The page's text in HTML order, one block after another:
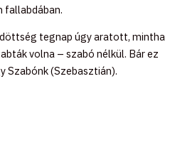
fallabdában.
tegnap úgy aratott, mintha
volna – szabó nélkül. Bár ez
Szabónk (Szebasztián).